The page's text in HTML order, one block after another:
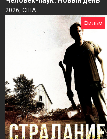
2026, США
Фильм